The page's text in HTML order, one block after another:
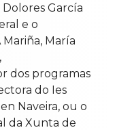
García
e o
María
dos programas
do Ies
Naveira, ou o
da Xunta de